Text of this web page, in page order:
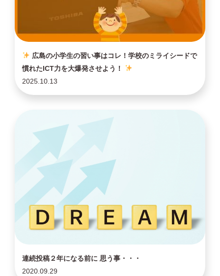
広島の小学生の習い事はコレ！学校のミライシードで
慣れたICT力を大爆発させよう！
2025.10.13
連続投稿２年になる前に 思う事・・・
2020.09.29